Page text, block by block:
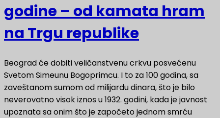
godine – od kamata hram
na Trgu republike
Beograd će dobiti veličanstvenu crkvu posvećenu
Svetom Simeunu Bogoprimcu. I to za 100 godina, sa
zaveštanom sumom od milijardu dinara, što je bilo
neverovatno visok iznos u 1932. godini, kada je javnost
upoznata sa onim što je započeto jednom smrću